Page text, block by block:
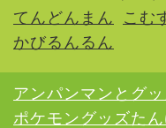
てんどんまん
こむ
かびるんるん
アンパンマンとグ
ポケモングッズた